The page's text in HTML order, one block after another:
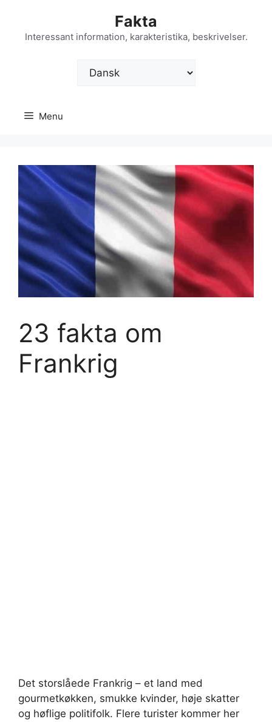
indhold
Fakta
Interessant information, karakteristika, beskrivelser.
Vælg
sprog
Menu
23 fakta om
Frankrig
Det storslåede Frankrig – et land med
gourmetkøkken, smukke kvinder, høje skatter
og høflige politifolk. Flere turister kommer her